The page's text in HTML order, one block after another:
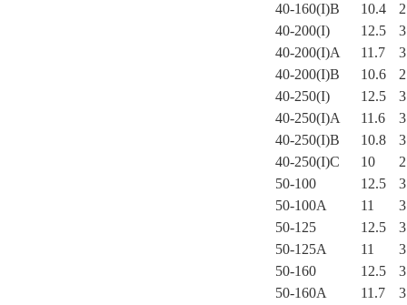
40-160(I)B
10.4
40-200(I)
12.5
40-200(I)A
11.7
40-200(I)B
10.6
40-250(I)
12.5
40-250(I)A
11.6
40-250(I)B
10.8
3
40-250(I)C
10
50-100
12.5
50-100A
11
50-125
12.5
50-125A
11
50-160
12.5
50-160A
11.7